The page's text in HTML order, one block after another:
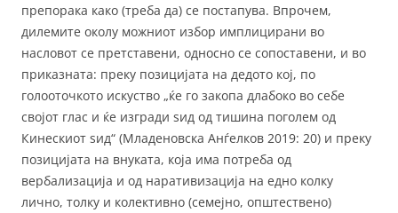
препорака како (треба да) се постапува. Впрочем,
дилемите околу можниот избор имплицирани во
насловот се претставени, односно се сопоставени, и во
приказната: преку позицијата на дедото кој, по
голооточкото искуство „ќе го закопа длабоко во себе
својот глас и ќе изгради ѕид од тишина поголем од
Кинескиот ѕид“ (Младеновска Анѓелков 2019: 20) и преку
позицијата на внуката, која има потреба од
вербализација и од наративизација на едно колку
лично, толку и колективно (семејно, општествено)